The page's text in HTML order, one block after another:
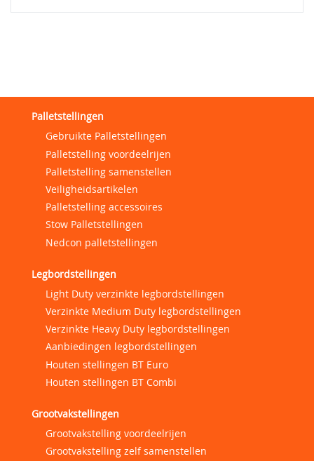
Palletstellingen
Gebruikte Palletstellingen
Palletstelling voordeelrijen
Palletstelling samenstellen
Veiligheidsartikelen
Palletstelling accessoires
Stow Palletstellingen
Nedcon palletstellingen
Legbordstellingen
Light Duty verzinkte legbordstellingen
Verzinkte Medium Duty legbordstellingen
Verzinkte Heavy Duty legbordstellingen
Aanbiedingen legbordstellingen
Houten stellingen BT Euro
Houten stellingen BT Combi
Grootvakstellingen
Grootvakstelling voordeelrijen
Grootvakstelling zelf samenstellen